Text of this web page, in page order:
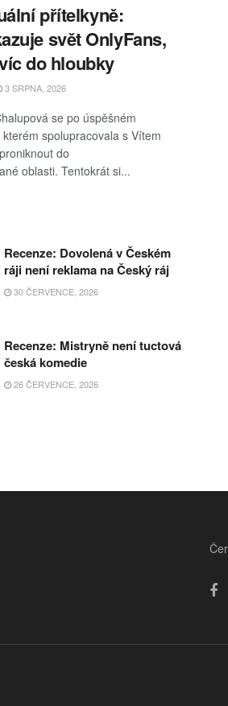
přítelkyně:
svět OnlyFans,
do hloubky
3 SRPNA, 2026
se po úspěšném
spolupracovala s Vítem
do
oblasti. Tentokrát si...
Recenze: Dovolená v Českém
ráji není reklama na Český ráj
30 ČERVENCE, 2026
Recenze: Mistryně není tuctová
česká komedie
26 ČERVENCE, 2026